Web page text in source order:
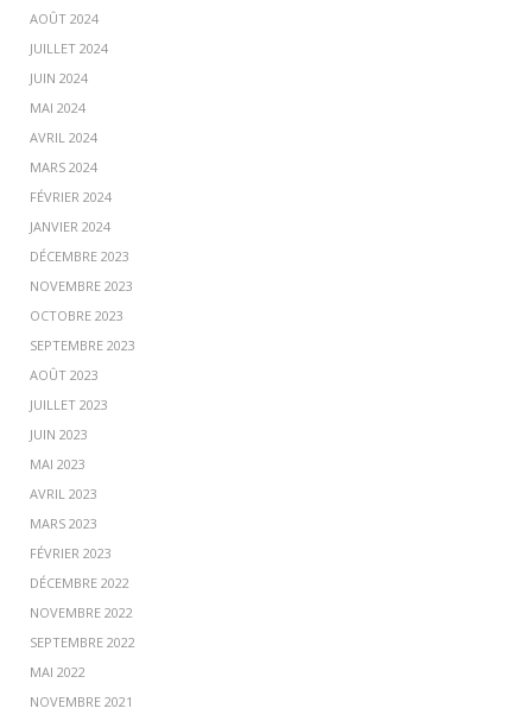
AOÛT 2024
JUILLET 2024
JUIN 2024
MAI 2024
AVRIL 2024
MARS 2024
FÉVRIER 2024
JANVIER 2024
DÉCEMBRE 2023
NOVEMBRE 2023
OCTOBRE 2023
SEPTEMBRE 2023
AOÛT 2023
JUILLET 2023
JUIN 2023
MAI 2023
AVRIL 2023
MARS 2023
FÉVRIER 2023
DÉCEMBRE 2022
NOVEMBRE 2022
SEPTEMBRE 2022
MAI 2022
NOVEMBRE 2021